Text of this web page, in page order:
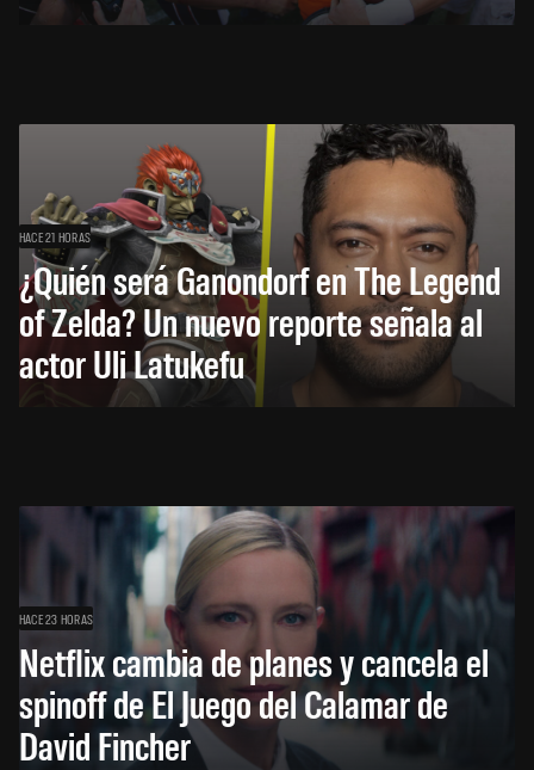
HACE 21 HORAS
¿Quién será Ganondorf en The Legend
of Zelda? Un nuevo reporte señala al
actor Uli Latukefu
HACE 23 HORAS
Netflix cambia de planes y cancela el
spinoff de El Juego del Calamar de
David Fincher